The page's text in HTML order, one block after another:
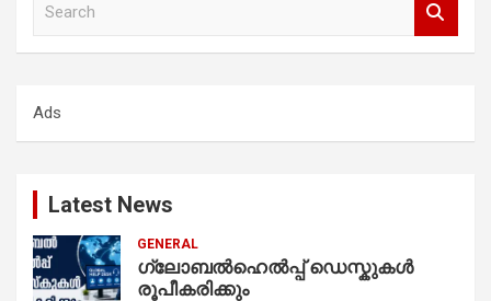
h
Ads
Latest News
GENERAL
ഗ്ലോബൽഹെൽപ്പ് ഡെസ്കുകൾ
രൂപീകരിക്കും